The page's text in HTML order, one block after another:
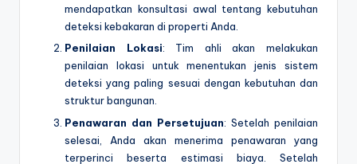
mendapatkan konsultasi awal tentang kebutuhan
deteksi kebakaran di properti Anda.
Penilaian Lokasi: Tim ahli akan melakukan
penilaian lokasi untuk menentukan jenis sistem
deteksi yang paling sesuai dengan kebutuhan dan
struktur bangunan.
Penawaran dan Persetujuan: Setelah penilaian
selesai, Anda akan menerima penawaran yang
terperinci beserta estimasi biaya. Setelah